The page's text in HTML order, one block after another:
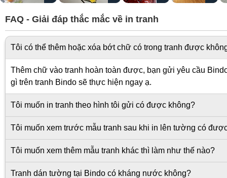
FAQ - Giải đáp thắc mắc về in tranh
Tôi có thể thêm hoặc xóa bớt chữ có trong tranh được
Thêm chữ vào tranh hoàn toàn được, bạn gửi yêu cầu
gì trên tranh Bindo sẽ thực hiện ngay ạ.
Tôi muốn in tranh theo hình tôi gửi có được không?
Tôi muốn xem trước mẫu tranh sau khi in lên tường có
Tôi muốn xem thêm mẫu tranh khác thì làm như thế nào?
Tranh dán tường tại Bindo có kháng nước không?